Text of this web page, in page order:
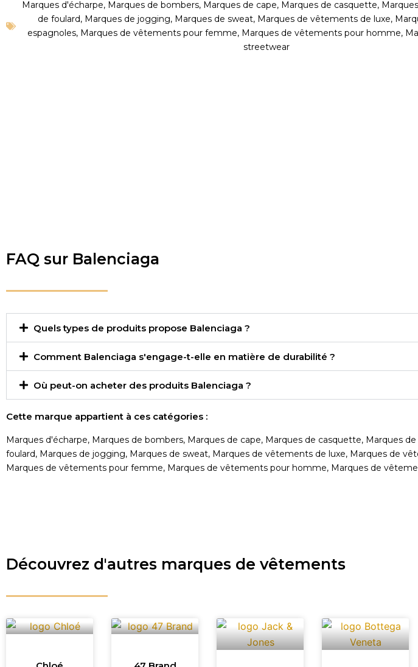
Marques d'écharpe, Marques de bombers, Marques de cape, Marques de casquette,
de foulard, Marques de jogging, Marques de sweat, Marques de vêtements de luxe,
espagnoles, Marques de vêtements pour femme, Marques de vêtements pour homme,
streetwear
FAQ sur Balenciaga
Quels types de produits propose Balenciaga ?
Comment Balenciaga s'engage-t-elle en matière de durabilité ?
Où peut-on acheter des produits Balenciaga ?
Cette marque appartient à ces catégories :
Marques d'écharpe, Marques de bombers, Marques de cape, Marques de casquette, Marques
foulard, Marques de jogging, Marques de sweat, Marques de vêtements de luxe, Marques de
Marques de vêtements pour femme, Marques de vêtements pour homme, Marques de
Découvrez d'autres marques de vêtements